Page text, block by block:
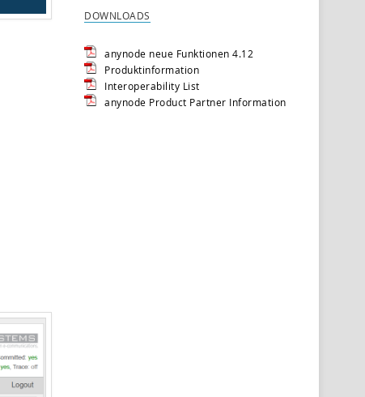
DOWNLOADS
anynode neue Funktionen 4.12
Produktinformation
Interoperability List
anynode Product Partner Information